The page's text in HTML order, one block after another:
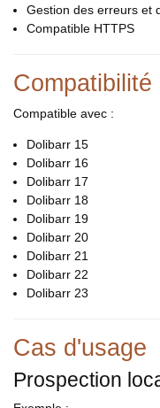
Gestion des erreurs et
Compatible HTTPS
Compatibilité
Compatible avec :
Dolibarr 15
Dolibarr 16
Dolibarr 17
Dolibarr 18
Dolibarr 19
Dolibarr 20
Dolibarr 21
Dolibarr 22
Dolibarr 23
Cas d'usage
Prospection